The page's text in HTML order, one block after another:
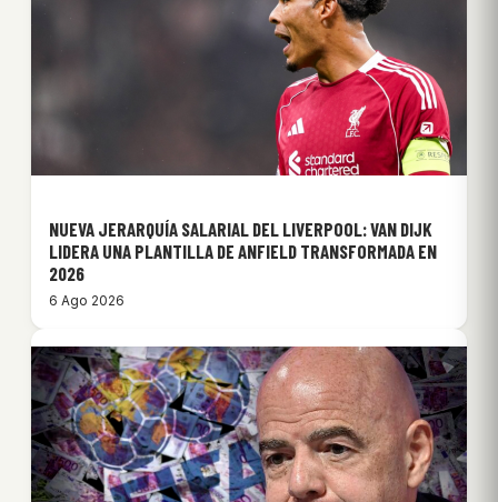
NUEVA JERARQUÍA SALARIAL DEL LIVERPOOL: VAN DIJK
LIDERA UNA PLANTILLA DE ANFIELD TRANSFORMADA EN
2026
6 Ago 2026